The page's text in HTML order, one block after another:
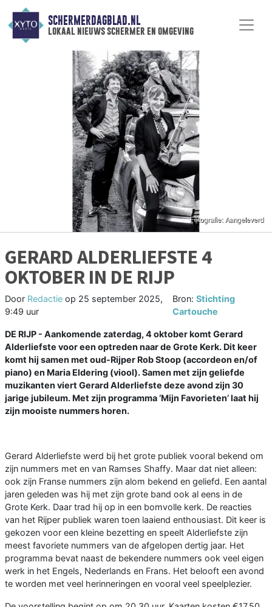
SCHERMERDAGBLAD.NL
lokaal nieuws schermer en omgeving
GERARD ALDERLIEFSTE 4
OKTOBER IN DE RIJP
Door Redactie op 25 september 2025,
9:49 uur
Bron: Stichting
Cartouche
DE RIJP - Aankomende zaterdag, 4 oktober komt Gerard
Alderliefste voor een optreden naar de Grote Kerk. Dit keer
komt hij samen met oud-Rijper Rob Stoop (accordeon en/of
piano) en Maria Eldering (viool). Samen met zijn geliefde
muzikanten viert Gerard Alderliefste deze avond zijn 30
jarige jubileum. Met zijn programma ‘Mijn Favorieten’ laat hij
zijn mooiste nummers horen.
Gerard Alderliefste werd bij het grote publiek vooral bekend om
zijn nummers met en van Ramses Shaffy. Maar dat niet alleen:
ook zijn Franse nummers zijn alom bekend en geliefd. Een aantal
jaren geleden was hij met zijn grote band ook al eens in de
Grote Kerk. Daar trad hij op in een bomvolle kerk. De reacties
van het Rijper publiek waren toen laaiend enthousiast. Dit keer is
gekozen voor een kleine bezetting en speelt Alderliefste zijn
meest favoriete nummers van de afgelopen dertig jaar. Het
programma bevat naast de bekendere nummers ook veel eigen
werk in het Engels, Nederlands en Frans. Het belooft een avond
te worden met veel herinneringen en vooral veel speelplezier.